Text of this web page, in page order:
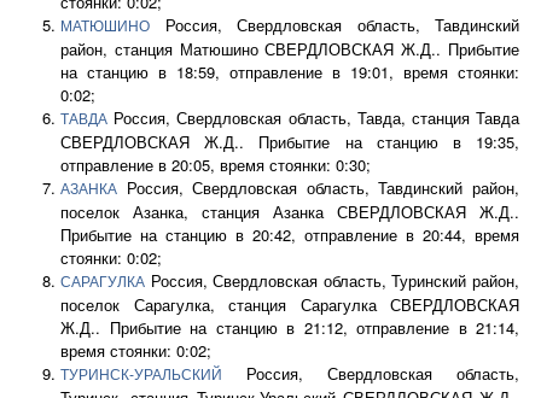
МАТЮШИНО
Россия, Свердловская область, Тавдинский
район, станция Матюшино СВЕРДЛОВСКАЯ Ж.Д.. Прибытие
на станцию в 18:59, отправление в 19:01, время стоянки:
0:02;
ТАВДА Россия, Свердловская область, Тавда, станция Тавда
СВЕРДЛОВСКАЯ Ж.Д.. Прибытие на станцию в 19:35,
отправление в 20:05, время стоянки: 0:30;
АЗАНКА
Россия, Свердловская область, Тавдинский район,
поселок Азанка, станция Азанка СВЕРДЛОВСКАЯ Ж.Д..
Прибытие на станцию в 20:42, отправление в 20:44, время
стоянки: 0:02;
САРАГУЛКА Россия, Свердловская область, Туринский район,
поселок Сарагулка, станция Сарагулка СВЕРДЛОВСКАЯ
Ж.Д.. Прибытие на станцию в 21:12, отправление в 21:14,
время стоянки: 0:02;
ТУРИНСК-УРАЛЬСКИЙ
Россия, Свердловская область,